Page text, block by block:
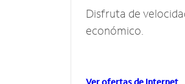
Disfruta de
económico.